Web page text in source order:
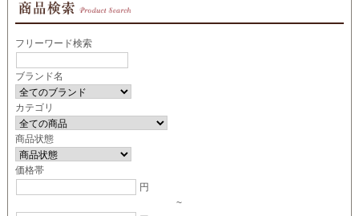
フリーワード検索
ブランド名
カテゴリ
商品状態
価格帯
円
~